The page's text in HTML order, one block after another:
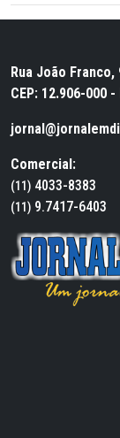
Rua João
CEP: 12.906-000
Comercial:
(11) 4033-8383
(11) 9.7417-6403